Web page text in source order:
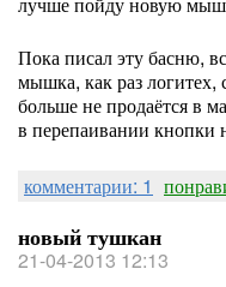
Пока писал эту басню,
мышка, как раз логитех,
больше не продаётся в
в перепаивании кнопки
комментарии: 1
новый тушкан
21-04-2013 12:13